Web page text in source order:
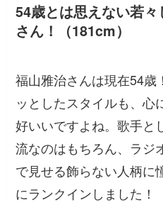
54歳とは思えない若
さん！（181cm）
福山雅治さんは現在54歳
ッとしたスタイルも、心
好いいですよね。歌手と
流なのはもちろん、ラジ
で見せる飾らない人柄に
にランクインしました！